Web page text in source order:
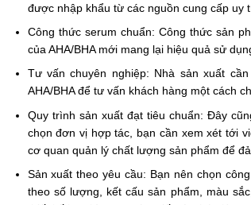
được nhập khẩu từ các nguồn cung cấp uy
Công thức serum chuẩn: Công thức sản
của AHA/BHA mới mang lại hiệu quả sử
Tư vấn chuyên nghiệp: Nhà sản xuất
AHA/BHA để tư vấn khách hàng một cách
Quy trình sản xuất đạt tiêu chuẩn: Đây
chọn đơn vị hợp tác, bạn cần xem xét tới
cơ quan quản lý chất lượng sản phẩm để
Sản xuất theo yêu cầu: Bạn nên chọn
theo số lượng, kết cấu sản phẩm, màu